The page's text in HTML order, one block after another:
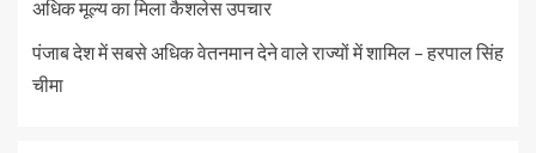
अधिक मूल्य का मिला कैशलेस उपचार
पंजाब देश में सबसे अधिक वेतनमान देने वाले राज्यों में शामिल – हरपाल सिंह
चीमा